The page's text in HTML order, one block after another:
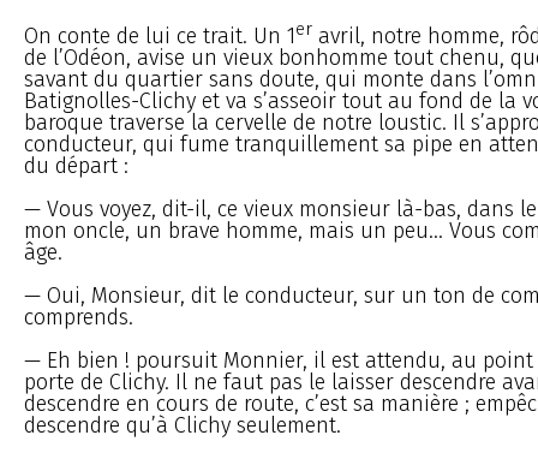
On conte de lui ce trait. Un 1er avril, notre homme,
de l’Odéon, avise un vieux bonhomme tout chenu,
savant du quartier sans doute, qui monte dans
Batignolles-Clichy et va s’asseoir tout au fond de la
baroque traverse la cervelle de notre loustic. Il
conducteur, qui fume tranquillement sa pipe en
du départ :
— Vous voyez, dit-il, ce vieux monsieur là-bas, dans le
mon oncle, un brave homme, mais un peu... Vous
âge.
— Oui, Monsieur, dit le conducteur, sur un ton de
comprends.
— Eh bien ! poursuit Monnier, il est attendu, au
porte de Clichy. Il ne faut pas le laisser descendre
descendre en cours de route, c’est sa manière ;
descendre qu’à Clichy seulement.